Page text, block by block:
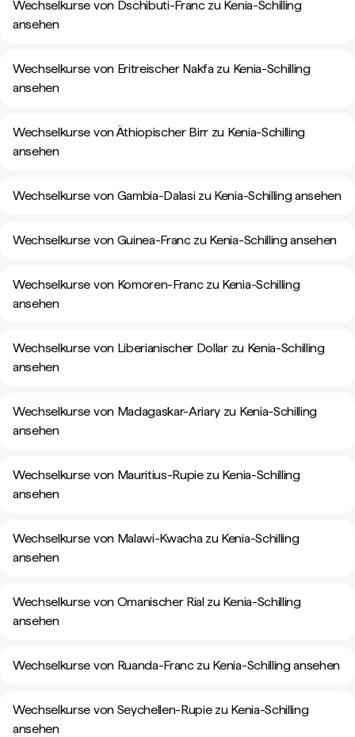
Wechselkurse von Dschibuti-Franc zu Kenia-Schilling
ansehen
Wechselkurse von Eritreischer Nakfa zu Kenia-Schilling
ansehen
Wechselkurse von Äthiopischer Birr zu Kenia-Schilling
ansehen
Wechselkurse von Gambia-Dalasi zu Kenia-Schilling ansehen
Wechselkurse von Guinea-Franc zu Kenia-Schilling ansehen
Wechselkurse von Komoren-Franc zu Kenia-Schilling
ansehen
Wechselkurse von Liberianischer Dollar zu Kenia-Schilling
ansehen
Wechselkurse von Madagaskar-Ariary zu Kenia-Schilling
ansehen
Wechselkurse von Mauritius-Rupie zu Kenia-Schilling
ansehen
Wechselkurse von Malawi-Kwacha zu Kenia-Schilling
ansehen
Wechselkurse von Omanischer Rial zu Kenia-Schilling
ansehen
Wechselkurse von Ruanda-Franc zu Kenia-Schilling ansehen
Wechselkurse von Seychellen-Rupie zu Kenia-Schilling
ansehen